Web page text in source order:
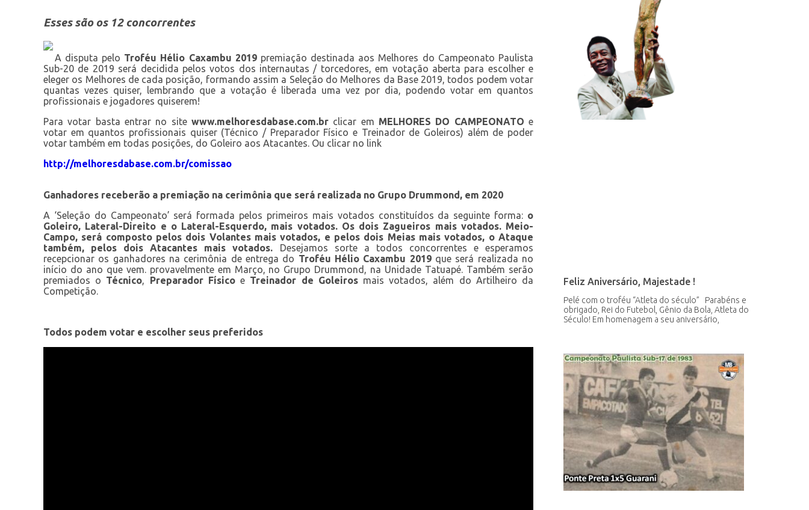
Esses são os 12 concorrentes
A disputa pelo Troféu Hélio Caxambu 2019premiação destinada aos Melhores do Campeonato Paulista
Sub-20 de 2019 será decidida pelos votos dos internautas / torcedores, em votação aberta para escolher e
eleger os Melhores de cada posição, formando assim a Seleção do Melhores da Base 2019, todos podem votar
quantas vezes quiser, lembrando que a votação é liberada uma vez por dia, podendo votar em quantos
profissionais e jogadores quiserem!
Para votar basta entrar no site www.melhoresdabase.com.br clicar em MELHORES DO CAMPEONATO e
votar em quantos profissionais quiser (Técnico / Preparador Físico e Treinador de Goleiros) além de poder
votar também em todas posições, do Goleiro aos Atacantes. Ou clicar no link
http://melhoresdabase.com.br/comissao
Ganhadores receberão a premiação na cerimônia que será realizada no Grupo Drummond, em 2020
A ‘Seleção do Campeonato’ será formada pelos primeiros mais votados constituídos da seguinte forma: o
Goleiro, Lateral-Direito e o Lateral-Esquerdo, mais votados. Os dois Zagueiros mais votados. Meio-
Campo, será composto pelos dois Volantes mais votados, e pelos dois Meias mais votados, o Ataque
também, pelos dois Atacantes mais votados. Desejamos sorte a todos concorrentes e esperamos
recepcionar os ganhadores na cerimônia de entrega do Troféu Hélio Caxambu 2019que será realizada no
início do ano que vem. provavelmente em Março, no Grupo Drummond, na Unidade Tatuapé. Também serão
premiados o Técnico, Preparador Físicoe Treinador de Goleirosmais votados, além do Artilheiro da
Competição.
Todos podem votar e escolher seus preferidos
Feliz Aniversário, Majestade !
Pelé com o troféu “Atleta do século” Parabéns e
obrigado, Rei do Futebol, Gênio da Bola, Atleta do
Século! Em homenagem a seu aniversário,